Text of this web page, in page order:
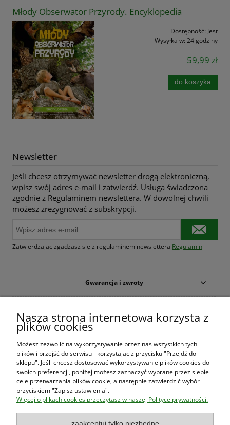
Młody Obserwator Przyrody. Encyklopedia
Dostępność: Jest
Wysyłka w: 24 godziny
59,99 zł
do koszyka
Newsletter
Jeśli chcesz otrzymywać newsletter drogą elektroniczną,
wpisz swój adres e-mail i zatwierdź. Usługa świadczona
zgodnie z Regulaminem newslettera. W dowolnej chwili
możesz zrezygnować z subskrypcji.
Zatwierdzając zgadzasz się z regulaminem newslettera Regulamin
Gwarancja i zwroty
O firmie
Księgarnia Las Książek www.lasksiazek.pl| Aleje Jerozolimskie
53 (p. 2, lok. 212)| 00-697 Warszawa | 22 290 23 47 | Serdecznie
zapraszamy!
Nasza strona internetowa korzysta z
plików cookies
Możesz zezwolić na wykorzystywanie przez nas wszystkich tych
plików i przejść do serwisu - korzystając z przycisku "Przejdź do
sklepu". Jeśli chcesz dostosować wykorzystywanie plików cookies do
swoich preferencji, poniżej możesz zaznaczyć wybrane przez siebie
cele przetwarzania plików cookie, a następnie zatwierdzić wybór
przyciskiem "Zapisz ustawienia".
Więcej o plikach cookies przeczytasz w naszej Polityce prywatności.